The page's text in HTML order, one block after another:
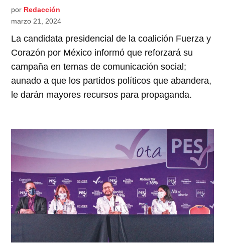
por Redacción
marzo 21, 2024
La candidata presidencial de la coalición Fuerza y
Corazón por México informó que reforzará su
campaña en temas de comunicación social;
aunado a que los partidos políticos que abandera,
le darán mayores recursos para propaganda.